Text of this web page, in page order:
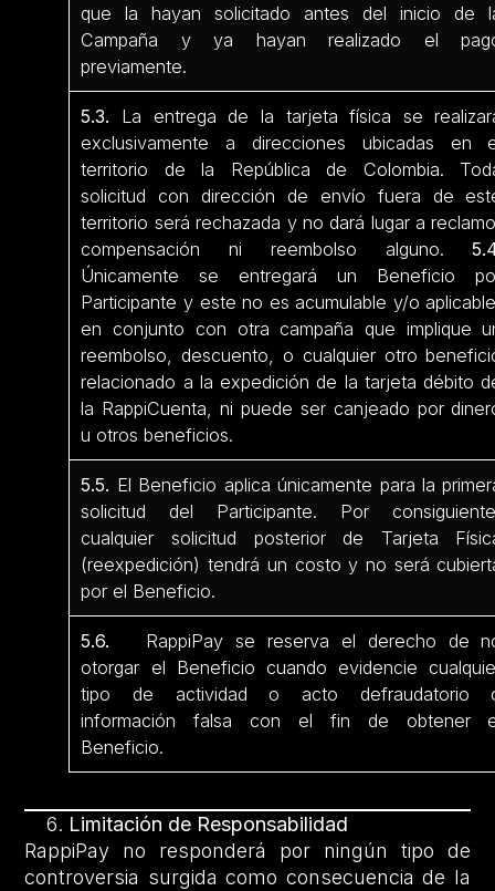
que la hayan solicitado antes del inicio de
Campaña y ya hayan realizado el
previamente.
5.3. La entrega de la tarjeta física se
exclusivamente a direcciones ubicadas en
territorio de la República de Colombia.
solicitud con dirección de envío fuera de
territorio será rechazada y no dará lugar a
compensación ni reembolso alguno.
Únicamente se entregará un Beneficio
Participante y este no es acumulable y/o
en conjunto con otra campaña que implique
reembolso, descuento, o cualquier otro
relacionado a la expedición de la tarjeta débito
la RappiCuenta, ni puede ser canjeado por
u otros beneficios.
5.5. El Beneficio aplica únicamente para la
solicitud del Participante. Por
cualquier solicitud posterior de Tarjeta
(reexpedición) tendrá un costo y no será
por el Beneficio.
5.6.
RappiPay se reserva el derecho de
otorgar el Beneficio cuando evidencie
tipo de actividad o acto defraudatorio
información falsa con el fin de obtener
Beneficio.
Limitación de Responsabilidad
RappiPay no responderá por ningún tipo de
controversia surgida como consecuencia de la